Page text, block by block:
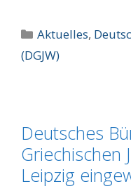
Kategorien
Aktuelles,
(DGJW)
Deutsches
Griechischen
Leipzig